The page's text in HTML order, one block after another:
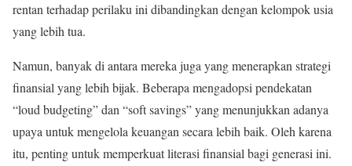
rentan terhadap perilaku ini dibandingkan dengan kelompok usia
yang lebih tua.
Namun, banyak di antara mereka juga yang menerapkan strategi
finansial yang lebih bijak. Beberapa mengadopsi pendekatan
“loud budgeting” dan “soft savings” yang menunjukkan adanya
upaya untuk mengelola keuangan secara lebih baik. Oleh karena
itu, penting untuk memperkuat literasi finansial bagi generasi ini.